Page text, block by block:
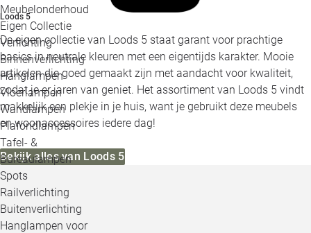
Meubelonderhoud
Eigen Collectie
Verlichting
Binnenverlichting
Hanglampen
Vloerlampen
Wandlampen
Plafondlampen
Tafel- &
Bureaulampen
Spots
Railverlichting
Buitenverlichting
Hanglampen voor
Loods 5
De eigen collectie van Loods 5 staat garant voor prachtige
basics in neutrale kleuren met een eigentijds karakter. Mooie
artikelen die goed gemaakt zijn met aandacht voor kwaliteit,
zodat je er jaren van geniet. Het assortiment van Loods 5 vindt
makkelijk een plekje in je huis, want je gebruikt deze meubels
en woonaccessoires iedere dag!
Bekijk alles van Loods 5